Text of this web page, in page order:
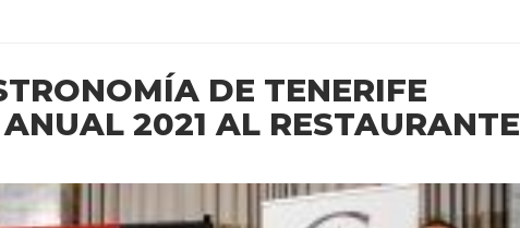
DE TENERIFE
2021 AL RESTAURANTE